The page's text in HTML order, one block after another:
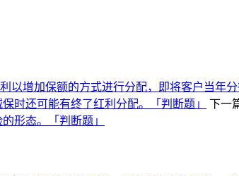
以增加保额的方式进行分配，即将客户当
时还可能有终了红利分配。「判断题」
下一
形态。「判断题」